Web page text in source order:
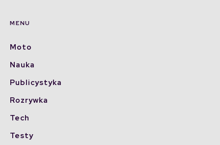
MENU
Moto
Nauka
Publicystyka
Rozrywka
Tech
Testy